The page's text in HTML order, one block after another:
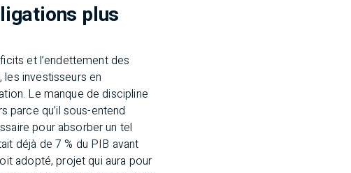
plus
et l’endettement des
investisseurs en
Le manque de discipline
parce qu’il sous-entend
pour absorber un tel
déjà de 7 % du PIB avant
adopté, projet qui aura pour